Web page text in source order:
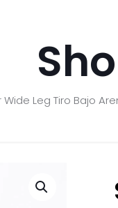
Wide Leg Tiro Bajo